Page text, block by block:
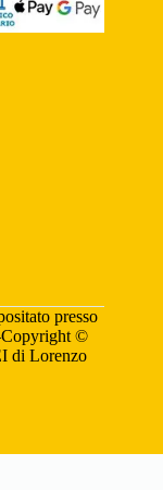
presso
©
di Lorenzo